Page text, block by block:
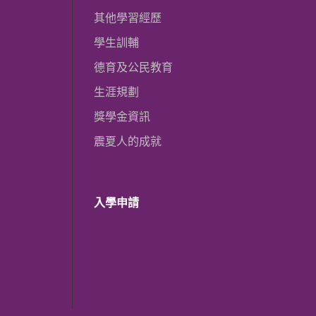
其他學習經歷
學生訓輔
德育及公民教育
生涯規劃
獎學金資訊
震夏人的成就
入學申請